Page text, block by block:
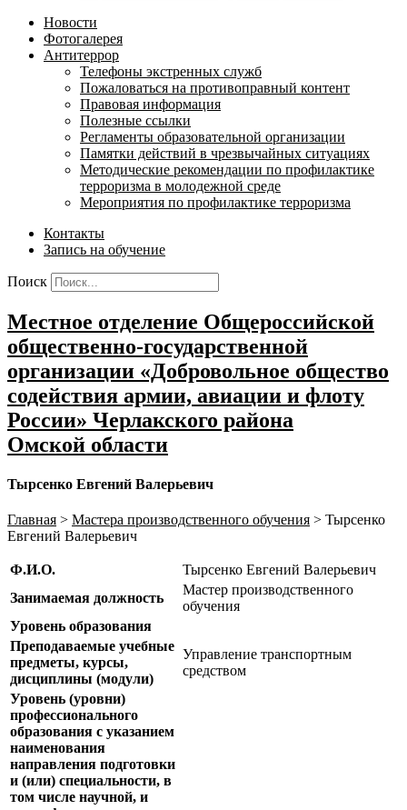
Новости
Фотогалерея
Антитеррор
Телефоны экстренных служб
Пожаловаться на противоправный контент
Правовая информация
Полезные ссылки
Регламенты образовательной организации
Памятки действий в чрезвычайных ситуациях
Методические рекомендации по профилактике
терроризма в молодежной среде
Мероприятия по профилактике терроризма
Контакты
Запись на обучение
Поиск
Местное отделение Общероссийской
общественно-государственной
организации «Добровольное общество
содействия армии, авиации и флоту
России» Черлакского района
Омской области
Тырсенко Евгений Валерьевич
Главная > Мастера производственного обучения > Тырсенко
Евгений Валерьевич
Ф.И.О.
Тырсенко Евгений Валерьевич
Занимаемая должность
Мастер производственного
обучения
Уровень образования
Преподаваемые учебные
предметы, курсы,
дисциплины (модули)
Управление транспортным
средством
Уровень (уровни)
профессионального
образования с указанием
наименования
направления подготовки
и (или) специальности, в
том числе научной, и